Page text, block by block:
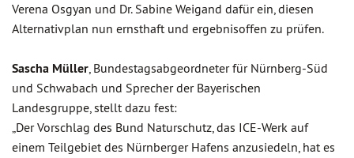
Verena Osgyan und Dr. Sabine Weigand dafür ein, diesen
Alternativplan nun ernsthaft und ergebnisoffen zu prüfen.
Sascha Müller, Bundestagsabgeordneter für Nürnberg-Süd
und Schwabach und Sprecher der Bayerischen
Landesgruppe, stellt dazu fest:
„Der Vorschlag des Bund Naturschutz, das ICE-Werk auf
einem Teilgebiet des Nürnberger Hafens anzusiedeln, hat es